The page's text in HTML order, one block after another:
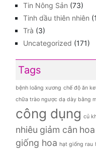
Tin Nông Sản (73)
Tinh dầu thiên nhiên
Trà (3)
Uncategorized (171)
Tags
bệnh loãng xương chế độ ăn
chữa trào ngược dạ dày bằng
công dụng củ
nhiêu giảm cân
giống hoa hạt giống rau